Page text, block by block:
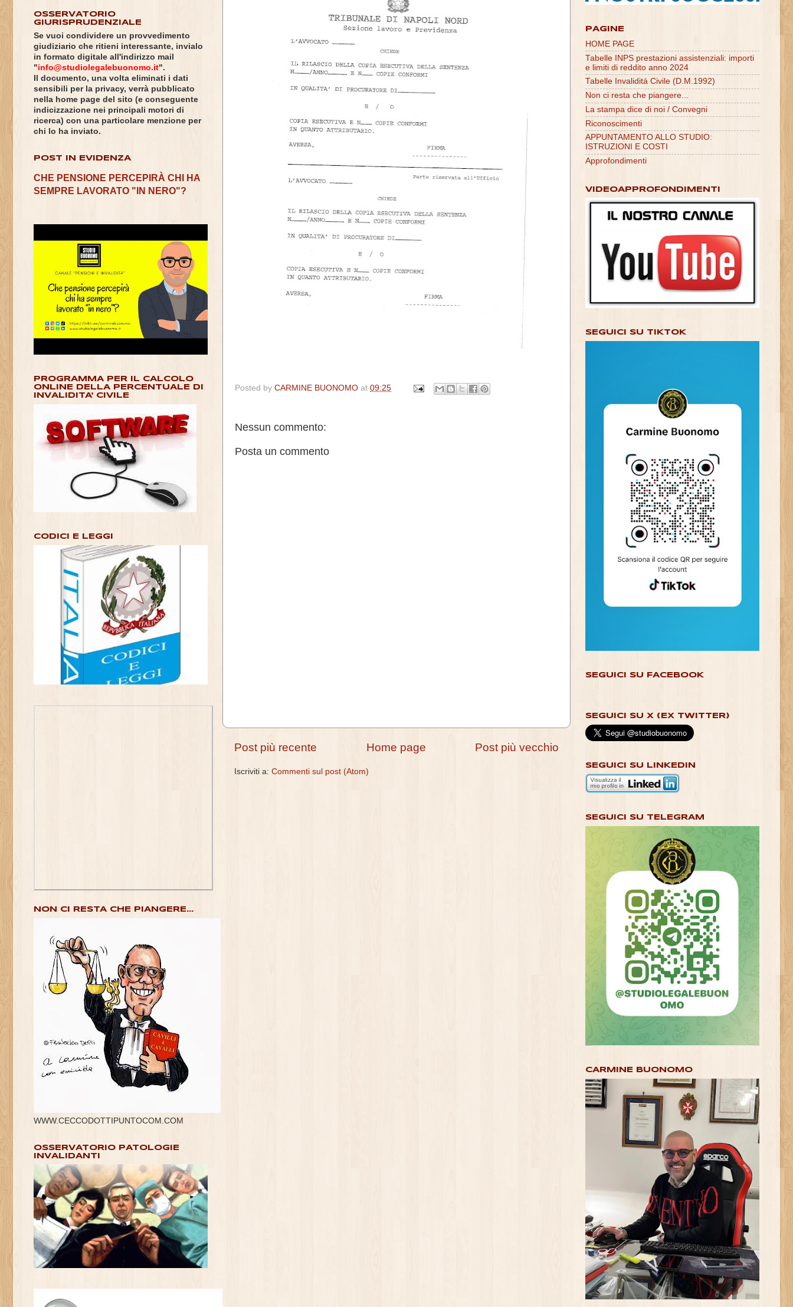
Posted by CARMINE BUONOMO at 09:25
Nessun commento:
Posta un commento
Post più recente Post più vecchio
Home page
Iscriviti a: Commenti sul post (Atom)
OSSERVATORIO
GIURISPRUDENZIALE
Se vuoi condividere un provvedimento
giudiziario che ritieni interessante, invialo
in formato digitale all'indirizzo mail
"info@studiolegalebuonomo.it".
Il documento, una volta eliminati i dati
sensibili per la privacy, verrà pubblicato
nella home page del sito (e conseguente
indicizzazione nei principali motori di
ricerca) con una particolare menzione per
chi lo ha inviato.
POST IN EVIDENZA
CHE PENSIONE PERCEPIRÀ CHI HA
SEMPRE LAVORATO "IN NERO"?
PROGRAMMA PER IL CALCOLO
ONLINE DELLA PERCENTUALE DI
INVALIDITA' CIVILE
CODICI E LEGGI
NON CI RESTA CHE PIANGERE...
WWW.CECCODOTTIPUNTOCOM.COM
OSSERVATORIO PATOLOGIE
INVALIDANTI
PAGINE
HOME PAGE
Tabelle INPS prestazioni assistenziali: importi
e limiti di reddito anno 2024
Tabelle Invaliditá Civile (D.M.1992)
Non ci resta che piangere...
La stampa dice di noi / Convegni
Riconoscimenti
APPUNTAMENTO ALLO STUDIO:
ISTRUZIONI E COSTI
Approfondimenti
VIDEOAPPROFONDIMENTI
SEGUICI SU TIKTOK
SEGUICI SU FACEBOOK
SEGUICI SU X (EX TWITTER)
SEGUICI SU LINKEDIN
SEGUICI SU TELEGRAM
CARMINE BUONOMO